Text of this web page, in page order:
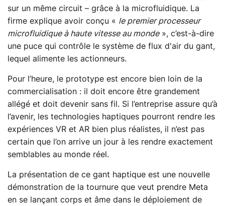
sur un même circuit – grâce à la microfluidique. La
firme explique avoir conçu « le premier processeur
microfluidique à haute vitesse au monde», c’est-à-dire
une puce qui contrôle le système de flux d'air du gant,
lequel alimente les actionneurs.
Pour l’heure, le prototype est encore bien loin de la
commercialisation : il doit encore être grandement
allégé et doit devenir sans fil. Si l’entreprise assure qu’à
l’avenir, les technologies haptiques pourront rendre les
expériences VR et AR bien plus réalistes, il n’est pas
certain que l’on arrive un jour à les rendre exactement
semblables au monde réel.
La présentation de ce gant haptique est une nouvelle
démonstration de la tournure que veut prendre Meta
en se lançant corps et âme dans le déploiement de